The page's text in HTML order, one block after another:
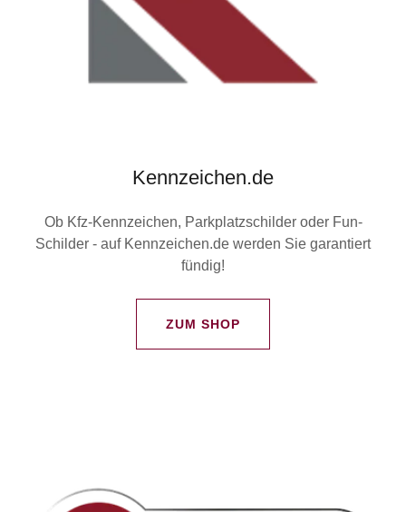
Kennzeichen.de
Ob Kfz-Kennzeichen, Parkplatzschilder oder Fun-
Schilder - auf Kennzeichen.de werden Sie garantiert
fündig!
ZUM SHOP